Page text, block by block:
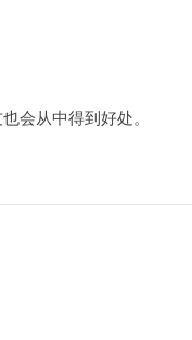
会从中得到好处。